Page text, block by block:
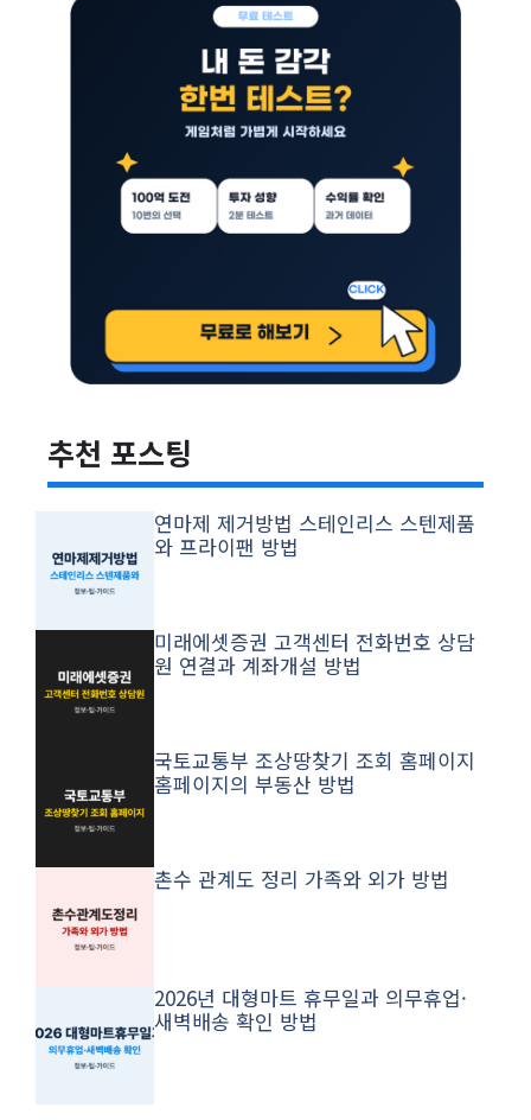
추천 포스팅
연마제 제거방법 스테인리스 스텐제품
와 프라이팬 방법
미래에셋증권 고객센터 전화번호 상담
원 연결과 계좌개설 방법
국토교통부 조상땅찾기 조회 홈페이지
홈페이지의 부동산 방법
촌수 관계도 정리 가족와 외가 방법
2026년 대형마트 휴무일과 의무휴업·
새벽배송 확인 방법